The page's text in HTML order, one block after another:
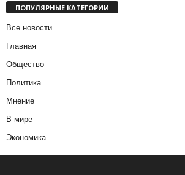
ПОПУЛЯРНЫЕ КАТЕГОРИИ
Все новости
Главная
Общество
Политика
Мнение
В мире
Экономика